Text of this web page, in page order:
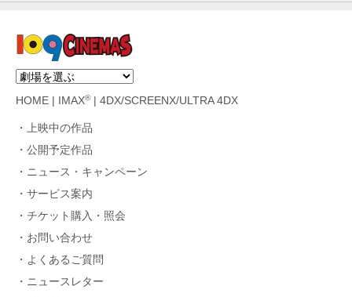
HOME IMAX®| 4DX/SCREENX/ULTRA 4DX
上映中の作品
公開予定作品
ニュース・キャンペーン
サービス案内
チケット購入・照会
お問い合わせ
よくあるご質問
ニュースレター